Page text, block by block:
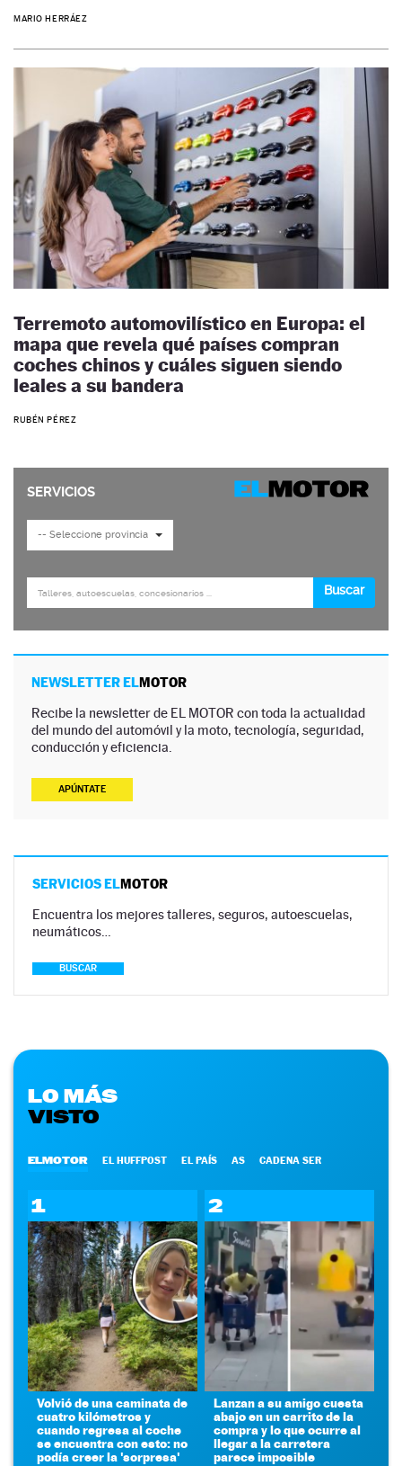
MARIO HERRÁEZ
Terremoto automovilístico en Europa: el
mapa que revela qué países compran
coches chinos y cuáles siguen siendo
leales a su bandera
RUBÉN PÉREZ
NEWSLETTER ELMOTOR
Recibe la newsletter de EL MOTOR con toda la actualidad
del mundo del automóvil y la moto, tecnología, seguridad,
conducción y eficiencia.
APÚNTATE
SERVICIOS ELMOTOR
Encuentra los mejores talleres, seguros, autoescuelas,
neumáticos…
BUSCAR
LO MÁS
VISTO
ELMOTOR EL HUFFPOST EL PAÍS AS CADENA SER
1
Volvió de una caminata de
cuatro kilómetros y
cuando regresa al coche
se encuentra con esto: no
podía creer la 'sorpresa'
2
Lanzan a su amigo cuesta
abajo en un carrito de la
compra y lo que ocurre al
llegar a la carretera
parece imposible